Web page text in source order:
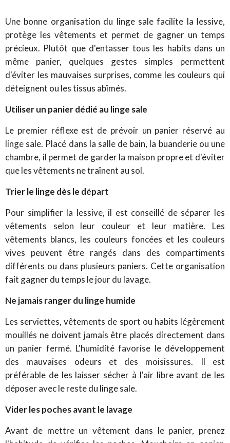
Une bonne organisation du linge sale facilite la lessive,
protège les vêtements et permet de gagner un temps
précieux. Plutôt que d'entasser tous les habits dans un
même panier, quelques gestes simples permettent
d'éviter les mauvaises surprises, comme les couleurs qui
déteignent ou les tissus abîmés.
Utiliser un panier dédié au linge sale
Le premier réflexe est de prévoir un panier réservé au
linge sale. Placé dans la salle de bain, la buanderie ou une
chambre, il permet de garder la maison propre et d'éviter
que les vêtements ne traînent au sol.
Trier le linge dès le départ
Pour simplifier la lessive, il est conseillé de séparer les
vêtements selon leur couleur et leur matière. Les
vêtements blancs, les couleurs foncées et les couleurs
vives peuvent être rangés dans des compartiments
différents ou dans plusieurs paniers. Cette organisation
fait gagner du temps le jour du lavage.
Ne jamais ranger du linge humide
Les serviettes, vêtements de sport ou habits légèrement
mouillés ne doivent jamais être placés directement dans
un panier fermé. L'humidité favorise le développement
des mauvaises odeurs et des moisissures. Il est
préférable de les laisser sécher à l'air libre avant de les
déposer avec le reste du linge sale.
Vider les poches avant le lavage
Avant de mettre un vêtement dans le panier, prenez